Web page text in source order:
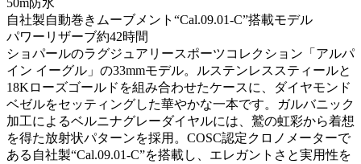
50m防水
自社製自動巻きムーブメント“Cal.09.01-C”搭載モデル
パワーリザーブ約42時間
ショパールのラグジュアリースポーツコレクション「アルパ
イン イーグル」の33mmモデル。ルステンレススティールと
18Kローズゴールドを組み合わせたケースに、ダイヤモンド
ベゼルをセッティングした華やかな一本です。ガルバニック
加工によるベルニナグレーダイヤルには、鷲の虹彩から着想
を得た放射状パターンを採用。COSC認定クロノメーターで
ある自社製“Cal.09.01-C”を搭載し、エレガントさと実用性を